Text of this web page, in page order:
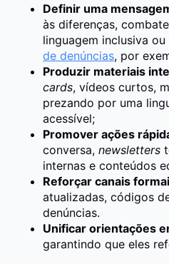
Definir uma
às diferenças,
linguagem inclusiva
de denúncias, por
Produzir materiais
cards, vídeos curtos,
prezando por uma
acessível;
Promover ações
conversa, newsletters
internas e conteúdos
Reforçar canais
atualizadas, códigos
denúncias.
Unificar orientações
garantindo que eles